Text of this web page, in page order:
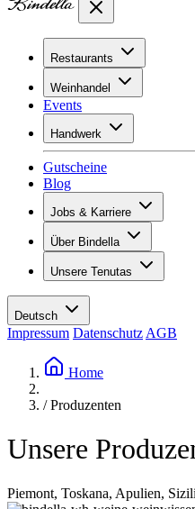
Restaurants
Übersicht Restaurants
Bankette & Events
Dolcezze
Weinhandel
Übersicht
Sortiment
Vinotecas
Inspiration
Weinwissen
Events
Handwerk
Übersicht
Gipsen
Gutscheine
Blog
Jobs & Karriere
Übersicht
Offene Stellen
Ihre Vorteile
Werte
Über Bindella
Geschichte
Les Moby Dicks
Kontakte
Nachhaltigkeit
Unsere Tenutas
Deutsch
Impressum Datenschutz AGB
Home
/ Produzenten
Unsere
Piemont, Toskana, Apulien,